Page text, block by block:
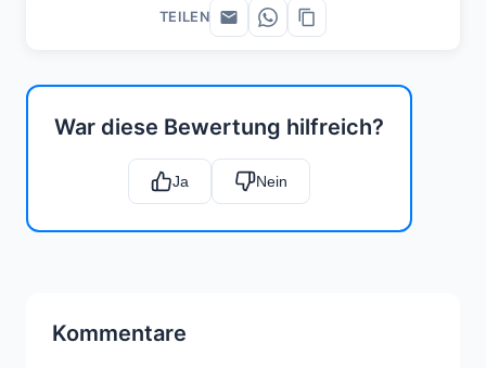
War diese Bewertung hilfreich?
Ja Nein
Kommentare
TEILEN